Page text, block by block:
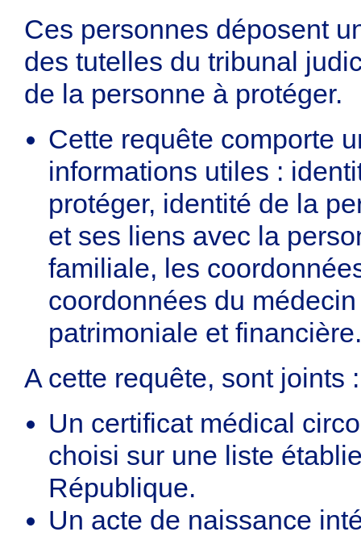
Ces personnes déposent
des tutelles du tribunal
de la personne à protéger.
Cette requête comporte
informations utiles :
protéger, identité de la
et ses liens avec la
familiale, les
coordonnées du
patrimoniale et
A cette requête, sont joints :
Un certificat médical
choisi sur une liste
République.
Un acte de naissance